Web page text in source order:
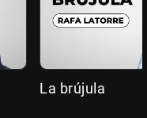
La brújula